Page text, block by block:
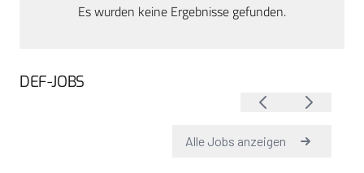
Es wurden keine Ergebnisse gefunden.
DEF-JOBS